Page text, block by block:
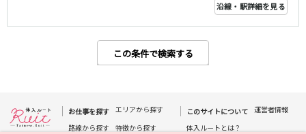
沿線・駅詳細を見る
この条件で検索する
桜木町駅
大船駅
お仕事を探す エリアから探す
路線から探す
特徴から探す
このサイトについて
運営者情報
体入ルートとは？